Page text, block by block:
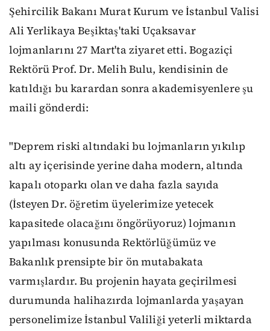
Şehircilik Bakanı Murat Kurum ve İstanbul Valisi
Ali Yerlikaya Beşiktaş'taki Uçaksavar
lojmanlarını 27 Mart'ta ziyaret etti. Bogaziçi
Rektörü Prof. Dr. Melih Bulu, kendisinin de
katıldığı bu karardan sonra akademisyenlere şu
maili gönderdi:
"Deprem riski altındaki bu lojmanların yıkılıp
altı ay içerisinde yerine daha modern, altında
kapalı otoparkı olan ve daha fazla sayıda
(İsteyen Dr. öğretim üyelerimize yetecek
kapasitede olacağını öngörüyoruz) lojmanın
yapılması konusunda Rektörlüğümüz ve
Bakanlık prensipte bir ön mutabakata
varmışlardır. Bu projenin hayata geçirilmesi
durumunda halihazırda lojmanlarda yaşayan
personelimize İstanbul Valiliği yeterli miktarda